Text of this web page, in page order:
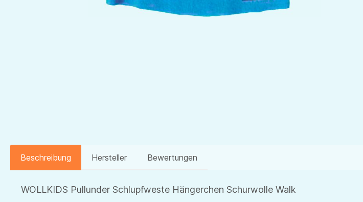
Beschreibung Hersteller Bewertungen
WOLLKIDS Pullunder Schlupfweste Hängerchen Schurwolle Walk